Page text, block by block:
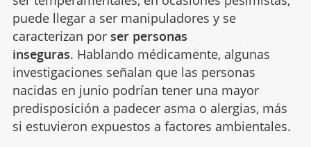
puede llegar a ser manipuladores y se
caracterizan por ser personas
inseguras. Hablando médicamente, algunas
investigaciones señalan que las personas
nacidas en junio podrían tener una mayor
predisposición a padecer asma o alergias, más
si estuvieron expuestos a factores ambientales.